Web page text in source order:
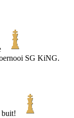
SG KiNG.